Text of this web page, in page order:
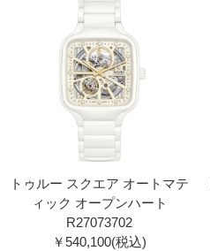
トゥルー スクエア オートマテ
ィック オープンハート
R27073702
￥540,100(税込)